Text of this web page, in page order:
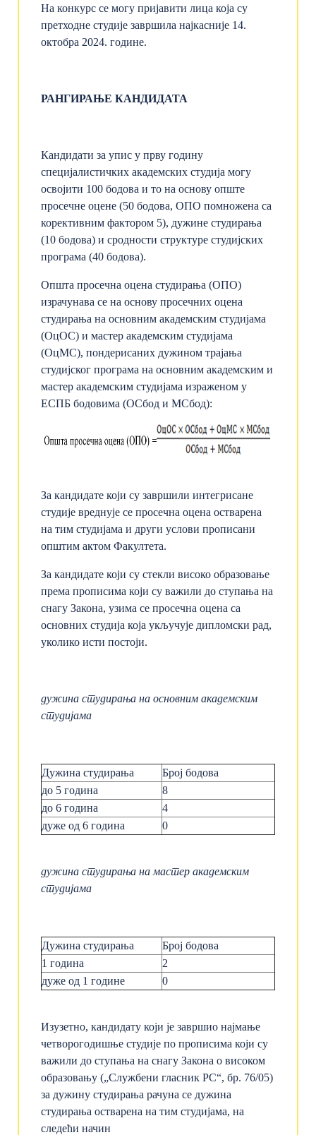
На конкурс се могу пријавити лица која су
претходне студије завршила најкасније 14.
октобра 2024. године.
РАНГИРАЊЕ КАНДИДАТА
Кандидати за упис у прву годину
специјалистичких академских студија могу
освојити 100 бодова и то на основу опште
просечне оцене (50 бодова, ОПО помножена са
корективним фактором 5), дужине студирања
(10 бодова) и сродности структуре студијских
програма (40 бодова).
Општа просечна оцена студирања (ОПО)
израчунава се на основу просечних оцена
студирања на основним академским студијама
(ОцОС) и мастер академским студијама
(ОцМС), пондерисаних дужином трајања
студијског програма на основним академским и
мастер академским студијама израженом у
ЕСПБ бодовима (ОСбод и МСбод):
За кандидате који су завршили интегрисане
студије вреднује се просечна оцена остварена
на тим студијама и други услови прописани
општим актом Факултета.
За кандидате који су стекли високо образовање
према прописима који су важили до ступања на
снагу Закона, узима се просечна оцена са
основних студија која укључује дипломски рад,
уколико исти постоји.
дужина студирања на основним академским
студијама
Дужина студирања
Број бодова
до 5 годинa
8
до 6 годинa
4
дуже од 6 година
0
дужина студирања на мастер академским
студијама
Дужина студирања
Број бодова
1 годинa
2
дуже од 1 године
0
Изузетно, кандидату који је завршио најмање
четворогодишње студије по прописима који су
важили до ступања на снагу Закона о високом
образовању („Службени гласник РС“, бр. 76/05)
за дужину студирања рачуна се дужина
студирања остварена на тим студијама, на
следећи начин